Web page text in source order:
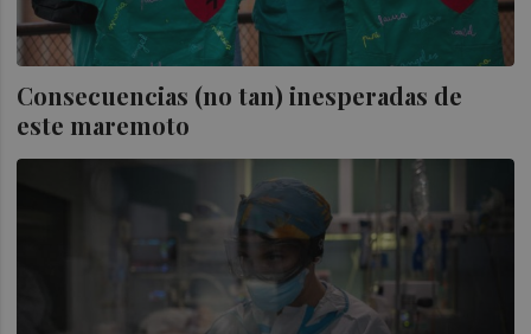
Consecuencias (no tan) inesperadas de
este maremoto